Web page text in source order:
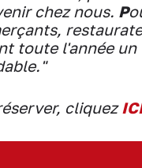
chez nous. P
toute l'année un
cliquez